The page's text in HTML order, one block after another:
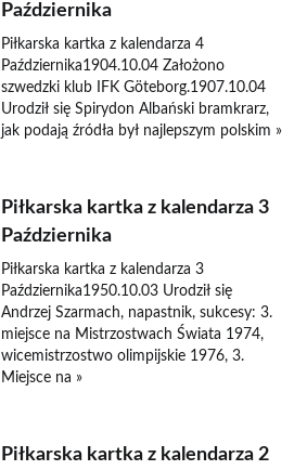
Października
Piłkarska kartka z kalendarza 4
Października1904.10.04 Założono
szwedzki klub IFK Göteborg.1907.10.04
Urodził się Spirydon Albański bramkrarz,
jak podają źródła był najlepszym polskim »
Piłkarska kartka z kalendarza 3
Października
Piłkarska kartka z kalendarza 3
Października1950.10.03 Urodził się
Andrzej Szarmach, napastnik, sukcesy: 3.
miejsce na Mistrzostwach Świata 1974,
wicemistrzostwo olimpijskie 1976, 3.
Miejsce na »
Piłkarska kartka z kalendarza 2